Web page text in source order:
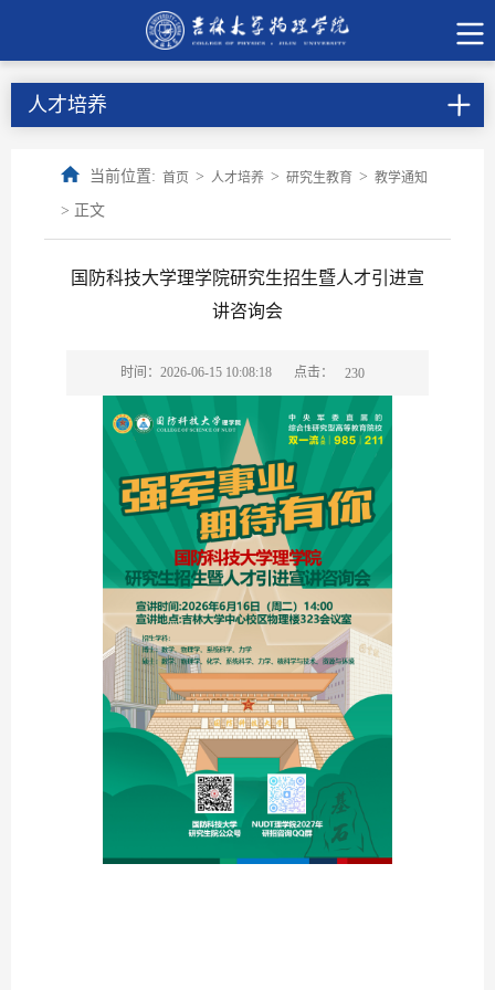
人才培养
当前位置: 首页 > 人才培养 > 研究生教育 > 教学通知
> 正文
国防科技大学理学院研究生招生暨人才引进宣
讲咨询会
时间：2026-06-15 10:08:18 点击： 230